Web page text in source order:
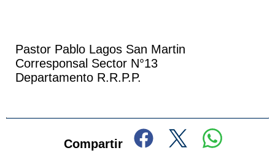
Pastor Pablo Lagos San Martin
Corresponsal Sector N°13
Departamento R.R.P.P.
Compartir